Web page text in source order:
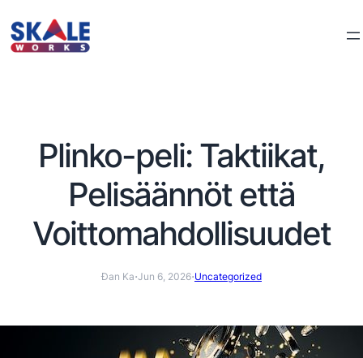
Plinko-peli: Taktiikat,
Pelisäännöt että
Voittomahdollisuudet
Đan Ka·Jun 6, 2026·Uncategorized